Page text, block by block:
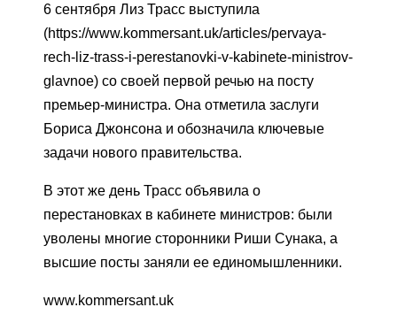
6 сентября Лиз Трасс выступила
(https://www.kommersant.uk/articles/pervaya-
rech-liz-trass-i-perestanovki-v-kabinete-ministrov-
glavnoe) со своей первой речью на посту
премьер-министра. Она отметила заслуги
Бориса Джонсона и обозначила ключевые
задачи нового правительства.
В этот же день Трасс объявила о
перестановках в кабинете министров: были
уволены многие сторонники Риши Сунака, а
высшие посты заняли ее единомышленники.
www.kommersant.uk